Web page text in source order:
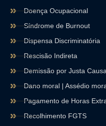
Doença Ocupacional
Síndrome de Burnout
Dispensa Discriminatória
Rescisão Indireta
Demissão por Justa Causa
Dano moral | Assédio
Pagamento de Horas
Recolhimento FGTS